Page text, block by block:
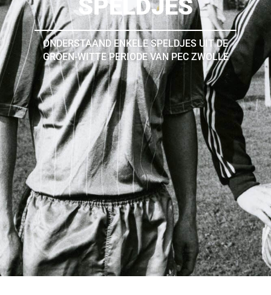
SPELDJES
ONDERSTAAND ENKELE SPELDJES UIT DE
GROEN-WITTE PERIODE VAN PEC ZWOLLE